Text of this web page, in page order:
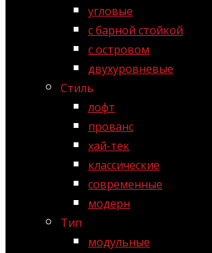
угловые
с барной стойкой
с островом
двухуровневые
Стиль
лофт
прованс
хай-тек
классические
современные
модерн
Тип
модульные